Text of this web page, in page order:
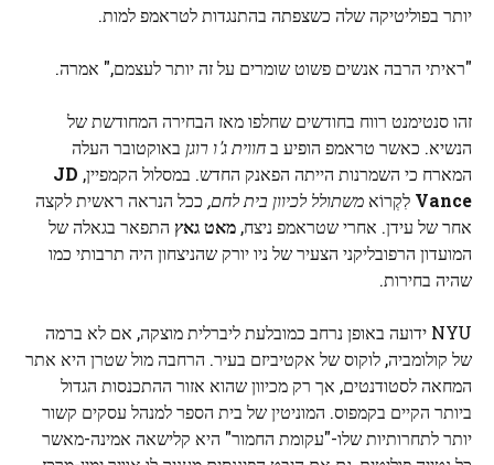
יותר בפוליטיקה שלה כשצפתה בהתנגדות לטראמפ למות.
"ראיתי הרבה אנשים פשוט שומרים על זה יותר לעצמם," אמרה.
זהו סנטימנט רווח בחודשים שחלפו מאז הבחירה המחודשת של
הנשיא. כאשר טראמפ הופיע בחווית ג'ו רוגן באוקטובר העלה
המארח כי השמרנות הייתה הפאנק החדש. במסלול הקמפיין, JD
Vance לִקְרוֹאמשתולל לכיוון בית לחם, ככל הנראה ראשית לקצה
אחר של עידן. אחרי שטראמפ ניצח, מאט גאץ התפאר בגאלה של
המועדון הרפובליקני הצעיר של ניו יורק שהניצחון היה תרבותי כמו
שהיה בחירות.
NYU ידועה באופן נרחב כמובלעת ליברלית מוצקה, אם לא ברמה
של קולומביה, לוקוס של אקטיביזם בעיר. הרחבה מול שטרן היא אתר
המחאה לסטודנטים, אך רק מכיוון שהוא אזור ההתכנסות הגדול
ביותר הקיים בקמפוס. המוניטין של בית הספר למנהל עסקים קשור
יותר לתחרותיות שלו-"עקומת החמור" היא קלישאה אמינה-מאשר